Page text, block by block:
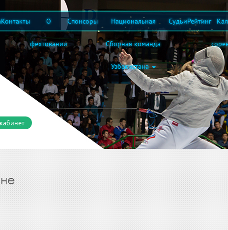
Контакты О
фехтовании
Спонсоры Национальная
Сборная команда
Узбекистана
СудьиРейтинг